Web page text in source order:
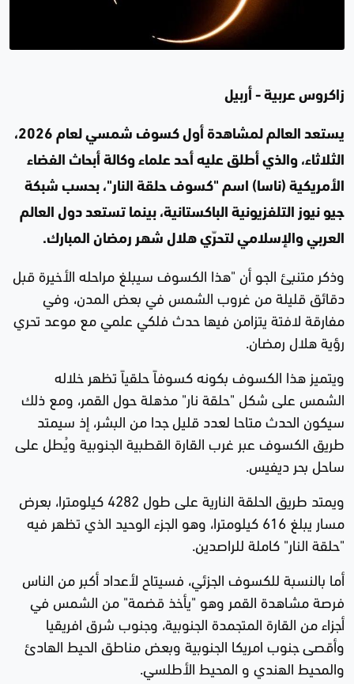
زاكروس عربية - أربيل
يستعد العالم لمشاهدة أول كسوف شمسي لعام 2026،
الثلاثاء، والذي أطلق عليه أحد علماء وكالة أبحاث الفضاء
الأمريكية (ناسا) اسم "كسوف حلقة النار"، بحسب شبكة
جيو نيوز التلفزيونية الباكستانية، بينما تستعد دول العالم
العربي والإسلامي لتحرّي هلال شهر رمضان المبارك.
وذكر متنبئ الجو أن "هذا الكسوف سيبلغ مراحله الأخيرة قبل
دقائق قليلة من غروب الشمس في بعض المدن، وفي
مفارقة لافتة يتزامن فيها حدث فلكي علمي مع موعد تحري
رؤية هلال رمضان.
ويتميز هذا الكسوف بكونه كسوفاً حلقياً تظهر خلاله
الشمس على شكل "حلقة نار" مذهلة حول القمر، ومع ذلك
سيكون الحدث متاحا لعدد قليل جدا من البشر، إذ سيمتد
طريق الكسوف عبر غرب القارة القطبية الجنوبية ويُطل على
ساحل بحر ديفيس.
ويمتد طريق الحلقة النارية على طول 4282 كيلومترا، بعرض
مسار يبلغ 616 كيلومترا، وهو الجزء الوحيد الذي تظهر فيه
"حلقة النار" كاملة للراصدين.
أما بالنسبة للكسوف الجزئي، فسيتاح لأعداد أكبر من الناس
فرصة مشاهدة القمر وهو "يأخذ قضمة" من الشمس في
أجزاء من القارة المتجمدة الجنوبية، وجنوب شرق افريقيا
وأقصى جنوب امريكا الجنوبية وبعض مناطق الحيط الهادئ
والمحيط الهندي و المحيط الأطلسي.